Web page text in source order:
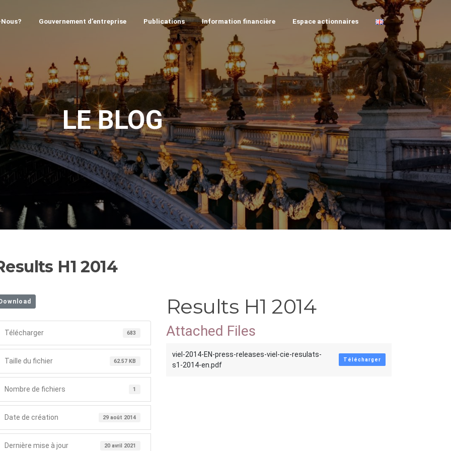
Gouvernement d’entreprise Publications Information financière Espace actionnaires
LE BLOG
H1 2014
Download
Télécharger 683
Taille du fichier 62.57 KB
Nombre de fichiers 1
Date de création 29 août 2014
Dernière mise à jour 20 avril 2021
Results H1 2014
Attached Files
viel-2014-EN-press-releases-viel-cie-resulats-
s1-2014-en.pdf
Télécharger